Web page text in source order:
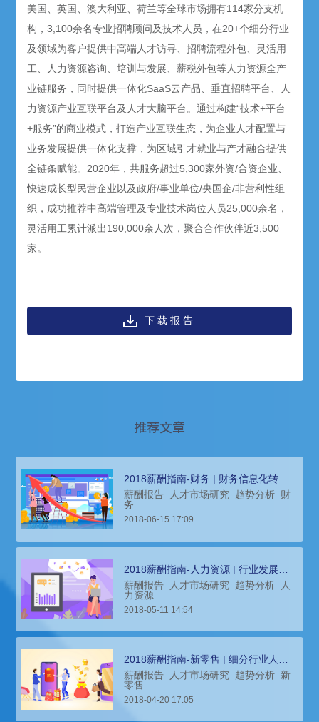
美国、英国、澳大利亚、荷兰等全球市场拥有114家分支机
构，3,100余名专业招聘顾问及技术人员，在20+个细分行业
及领域为客户提供中高端人才访寻、招聘流程外包、灵活用
工、人力资源咨询、培训与发展、薪税外包等人力资源全产
业链服务，同时提供一体化SaaS云产品、垂直招聘平台、人
力资源产业互联平台及人才大脑平台。通过构建“技术+平台
+服务”的商业模式，打造产业互联生态，为企业人才配置与
业务发展提供一体化支撑，为区域引才就业与产才融合提供
全链条赋能。2020年，共服务超过5,300家外资/合资企业、
快速成长型民营企业以及政府/事业单位/央国企/非营利性组
织，成功推荐中高端管理及专业技术岗位人员25,000余名，
灵活用工累计派出190,000余人次，聚合合作伙伴近3,500
家。
下载报告
推荐文章
2018薪酬指南-财务 | 财务信息化转型
成为必由之路
薪酬报告 人才市场研究 趋势分析 财
务
2018-06-15 17:09
2018薪酬指南-人力资源 | 行业发展整
体呈现两极分化的态势
薪酬报告 人才市场研究 趋势分析
人
力资源
2018-05-11 14:54
2018薪酬指南-新零售 | 细分行业人才
招聘需求和薪酬趋势
薪酬报告 人才市场研究 趋势分析 新
零售
2018-04-20 17:05